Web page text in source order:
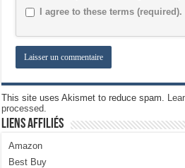
I agree to these terms (required).
This site uses Akismet to reduce spam.
processed.
Liens Affiliés
Amazon
Best Buy